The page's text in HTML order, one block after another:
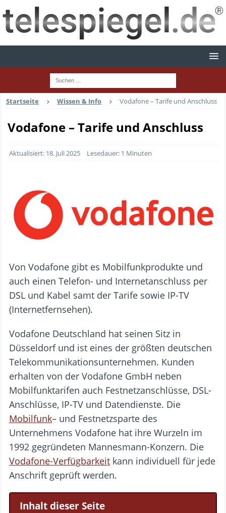
Startseite Wissen & Info Vodafone – Tarife und Anschluss
Vodafone – Tarife und Anschluss
Aktualisiert: 18. Juli 2025 Lesedauer: 1 Minuten
Von Vodafone gibt es Mobilfunkprodukte und
auch einen Telefon- und Internetanschluss per
DSL und Kabel samt der Tarife sowie IP-TV
(Internetfernsehen).
Vodafone Deutschland hat seinen Sitz in
Düsseldorf und ist eines der größten deutschen
Telekommunikationsunternehmen. Kunden
erhalten von der Vodafone GmbH neben
Mobilfunktarifen auch Festnetzanschlüsse, DSL-
Anschlüsse, IP-TV und Datendienste. Die
Mobilfunk– und Festnetzsparte des
Unternehmens Vodafone hat ihre Wurzeln im
1992 gegründeten Mannesmann-Konzern. Die
Vodafone-Verfügbarkeit kann individuell für jede
Anschrift geprüft werden.
Inhalt dieser Seite